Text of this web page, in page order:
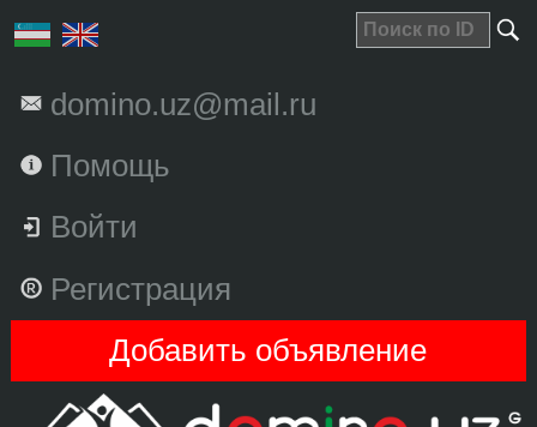
domino.uz@mail.ru
Помощь
Войти
Регистрация
Добавить объявление